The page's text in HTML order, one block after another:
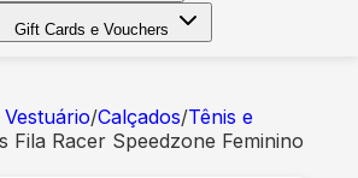
Gift Cards e Vouchers
/Calçados/Tênis e
Fila Racer Speedzone Feminino